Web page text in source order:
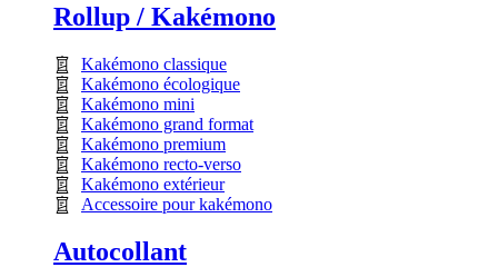
Rollup / Kakémono
Kakémono classique
Kakémono écologique
Kakémono mini
Kakémono grand format
Kakémono premium
Kakémono recto-verso
Kakémono extérieur
Accessoire pour kakémono
Autocollant